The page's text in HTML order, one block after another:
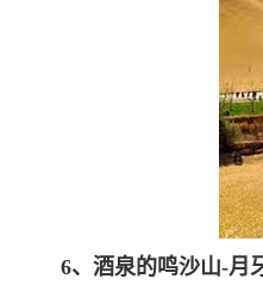
6、酒泉的鸣沙山-月